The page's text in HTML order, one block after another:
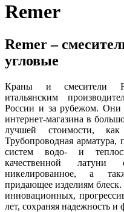
Remer
Remer –
угловые
Краны и смесители
итальянским
России и за рубежом. Они
интернет-магазина в
лучшей стоимости,
Трубопроводная арматура,
систем водо- и
качественной латуни
никелированное, а
придающее изделиям
инновационных,
лет, сохраняя надежность и